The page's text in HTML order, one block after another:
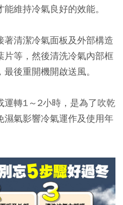
維持冷氣良好的效能。
清潔冷氣面板及外部構造
片等，然後清洗冷氣內部框
後重開機開啟送風。
運轉1～2小時，是為了吹乾
濕氣影響冷氣運作及使用年